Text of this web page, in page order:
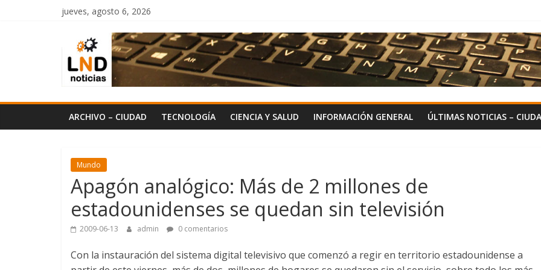
jueves, agosto 6, 2026
LND
Noticias
ARCHIVO – CIUDAD TECNOLOGÍA CIENCIA Y SALUD INFORMACIÓN GENERAL ÚLTIMAS NOTICIAS –
Mundo
Apagón analógico: Más de 2 millones de
estadounidenses se quedan sin televisión
2009-06-13 admin 0 comentarios
Con la instauración del sistema digital televisivo que comenzó a regir en territorio estadounidense a